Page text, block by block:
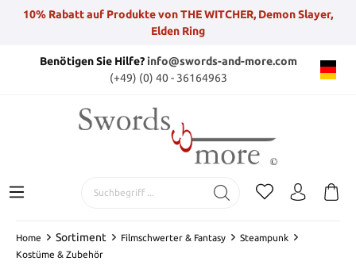
10% Rabatt auf Produkte von THE WITCHER, Demon Slayer,
Elden Ring
Benötigen Sie Hilfe?info@swords-and-more.com
(+49) (0) 40 - 36164963
Home Sortiment Filmschwerter & Fantasy
Steampunk
Kostüme & Zubehör